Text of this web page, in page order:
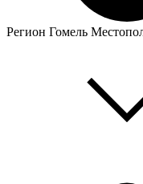
Регион Гомель